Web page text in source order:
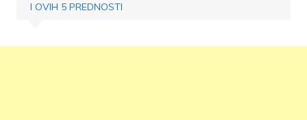
I OVIH 5 PREDNOSTI